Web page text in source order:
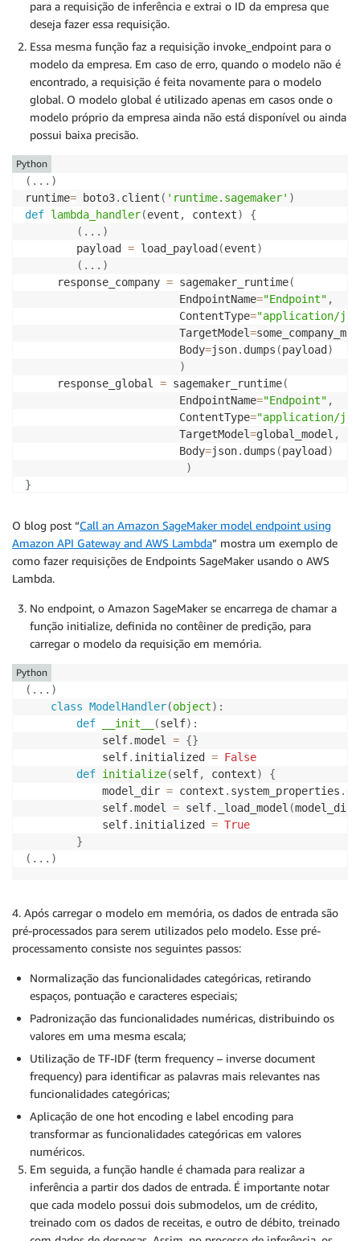
para a requisição de inferência e extrai o ID da empresa que
deseja fazer essa requisição.
Essa mesma função faz a requisição invoke_endpoint para o
modelo da empresa. Em caso de erro, quando o modelo não é
encontrado, a requisição é feita novamente para o modelo
global. O modelo global é utilizado apenas em casos onde o
modelo próprio da empresa ainda não está disponível ou ainda
possui baixa precisão.
( . . . )
runtime= boto3. client ( 'runtime.sagemaker' )
def lambda_handler(event , context)
{
( . . . )
        payload
= load_payload (event)
( . . . )
     response_company
= sagemaker_runtime(
                        EndpointName
="Endpoint" ,
                        ContentType
="application/
                        TargetModel
=
                        Body
=json. dumps (payload )
)
     response_global
= sagemaker_runtime(
                        EndpointName
="Endpoint" ,
                        ContentType
="application/
                        TargetModel
=global_model ,
                        Body
=json. dumps (payload )
)
}
Python
O blog post “Call an Amazon SageMaker model endpoint using
Amazon API Gateway and AWS Lambda” mostra um exemplo de
como fazer requisições de Endpoints SageMaker usando o AWS
Lambda.
No endpoint, o Amazon SageMaker se encarrega de chamar a
função initialize, definida no contêiner de predição, para
carregar o modelo da requisição em memória.
( . . . )
class ModelHandler(object) :
def
__init__ (self) :
            self
.model = {}
            self
. initialized = False
def initialize(self, context)
{
            model_dir
= context . system_properties .
            self
.model = self. _load_model (model_dir
            self
. initialized = True
}
( . . . )
Python
4. Após carregar o modelo em memória, os dados de entrada são
pré-processados para serem utilizados pelo modelo. Esse pré-
processamento consiste nos seguintes passos:
Normalização das funcionalidades categóricas, retirando
espaços, pontuação e caracteres especiais;
Padronização das funcionalidades numéricas, distribuindo os
valores em uma mesma escala;
Utilização de TF-IDF (term frequency – inverse document
frequency) para identificar as palavras mais relevantes nas
funcionalidades categóricas;
Aplicação de one hot encoding e label encoding para
transformar as funcionalidades categóricas em valores
numéricos.
Em seguida, a função handle é chamada para realizar a
inferência a partir dos dados de entrada. É importante notar
que cada modelo possui dois submodelos, um de crédito,
treinado com os dados de receitas, e outro de débito, treinado